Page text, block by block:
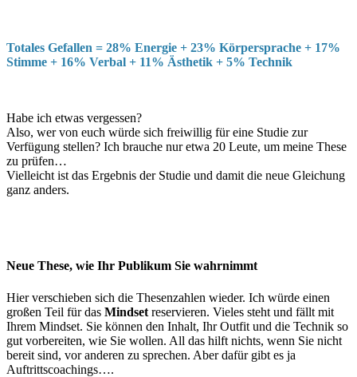
Totales Gefallen = 28% Energie + 23% Körpersprache + 17%
Stimme + 16% Verbal + 11% Ästhetik + 5% Technik
Habe ich etwas vergessen?
Also, wer von euch würde sich freiwillig für eine Studie zur
Verfügung stellen? Ich brauche nur etwa 20 Leute, um meine These
zu prüfen…
Vielleicht ist das Ergebnis der Studie und damit die neue Gleichung
ganz anders.
Neue These, wie Ihr Publikum Sie wahrnimmt
Hier verschieben sich die Thesenzahlen wieder. Ich würde einen
großen Teil für das Mindset reservieren. Vieles steht und fällt mit
Ihrem Mindset. Sie können den Inhalt, Ihr Outfit und die Technik so
gut vorbereiten, wie Sie wollen. All das hilft nichts, wenn Sie nicht
bereit sind, vor anderen zu sprechen. Aber dafür gibt es ja
Auftrittscoachings….